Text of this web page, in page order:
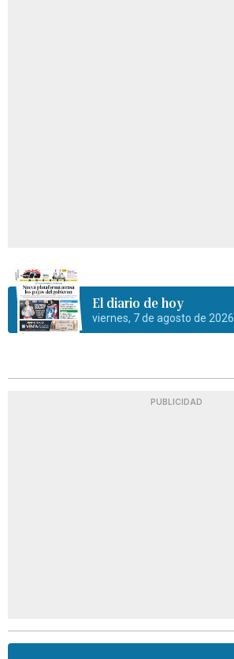
El diario de hoy
viernes, 7 de agosto de 2026
PUBLICIDAD